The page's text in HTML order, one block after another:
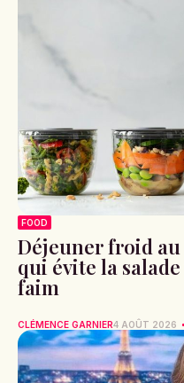
FOOD
Déjeuner froid
qui évite la
faim
CLÉMENCE GARNIER4 AOÛT 2026